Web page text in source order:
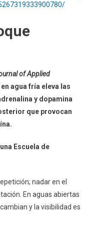
of Applied
agua fría eleva las
y dopamina
que provocan
Escuela de
nadar en el
En aguas abiertas
y la visibilidad es